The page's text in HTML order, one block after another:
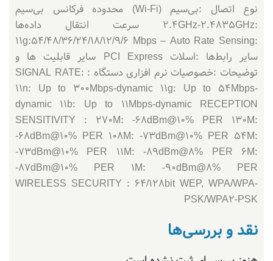
نوع اتصال :بی‌سیم (Wi-Fi) محدوده فرکانس بی‌سیم
:۲.۴GHz-۲.۴۸۳۵GHz سرعت انتقال داده‌ها
:۱۱g:۵۴/۴۸/۳۶/۲۴/۱۸/۱۲/۹/۶ Mbps – Auto Rate Sensing
سایر رابط‌ها :اسلات PCI Express سایر قابلیت ها و
توضیحات :خصوصیات نرم افزاری دستگاه : SIGNAL RATE:
۱۱n: Up to ۳۰۰Mbps-dynamic ۱۱g: Up to ۵۴Mbps-
dynamic ۱۱b: Up to ۱۱Mbps-dynamic RECEPTION
SENSITIVITY : ۲۷۰M: -۶۸dBm@۱۰% PER ۱۳۰M:
-۶۸dBm@۱۰% PER ۱۰۸M: -۷۳dBm@۱۰% PER ۵۴M:
-۷۳dBm@۱۰% PER ۱۱M: -۸۹dBm@۸% PER ۶M:
-۸۷dBm@۱۰% PER ۱M: -۹۰dBm@۸% PER
WIRELESS SECURITY : ۶۴/۱۲۸bit WEP, WPA/WPA-
PSK/WPA۲-PSK
نقد و بررسی‌ها